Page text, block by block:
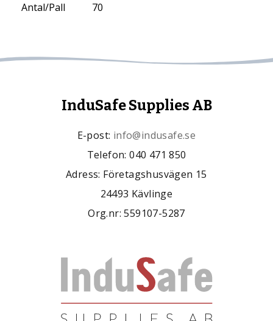
Antal/Pall
70
InduSafe Supplies AB
E-post: info@indusafe.se
Telefon: 040 471 850
Adress: Företagshusvägen 15
24493 Kävlinge
Org.nr: 559107-5287